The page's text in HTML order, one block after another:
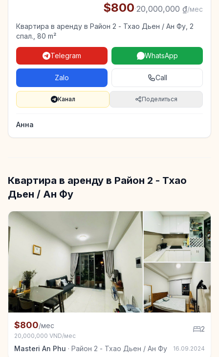
$800·20,000,000 ₫/мес
Квартира в аренду в Район 2 - Тхао Дьен / Ан Фу, 2
спал., 80 m²
Telegram WhatsApp
Zalo Call
Канал Поделиться
Анна
Квартира в аренду в Район 2 - Тхао
Дьен / Ан Фу
Квартира в аренду в Район 2 - Тхао Дьен / Ан Фу,
$800/мес
20,000,000 VND/мес
2
Masteri An Phu · Район 2 - Тхао Дьен / Ан Фу 16.09.2024